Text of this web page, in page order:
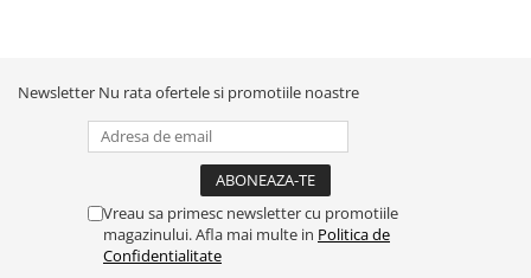
Newsletter Nu rata ofertele si promotiile noastre
Vreau sa primesc newsletter cu promotiile
magazinului. Afla mai multe in Politica de
Confidentialitate